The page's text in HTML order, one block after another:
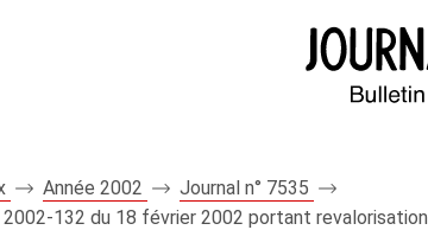
Année 2002
Journal n° 7535
132 du 18 février 2002 portant